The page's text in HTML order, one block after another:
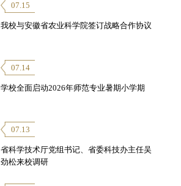
07.15
我校与安徽省农业科学院签订战略合作协议
07.14
学校全面启动2026年师范专业暑期小学期
07.13
省科学技术厅党组书记、省委科技办主任吴
劲松来校调研